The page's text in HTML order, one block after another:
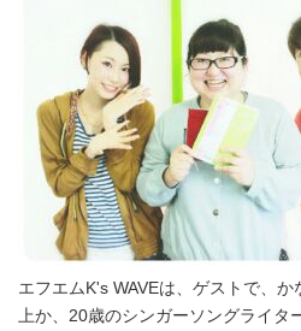
エフエムK's WAVEは、ゲストで、か
上か、20歳のシンガーソングライタ